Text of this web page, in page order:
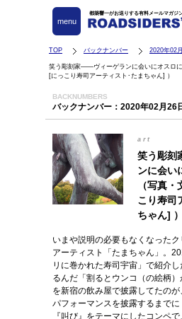
都築響一がお送りする有料メールマガジ
menu
TOP バックナンバー 2020年02
笑う彫刻家――ヴィーゲランに会いにオスロ
[にっこり寿司アーティスト･たまちゃん] ）
BACKNUMBERS
バックナンバー：2020年02月26
art
笑う彫
ンに会い
（写真
こり寿司
ちゃん] ）
いまや説明の必要もなくなった
アーティスト「たまちゃん」。
リに巻かれた寿司宇宙」で紹介
るんだ「割るとウンコ（の絵柄
を新宿の飲み屋で披露してたの
パフォーマンスを披露するまで
『叫び』をテーマにしたコンペ